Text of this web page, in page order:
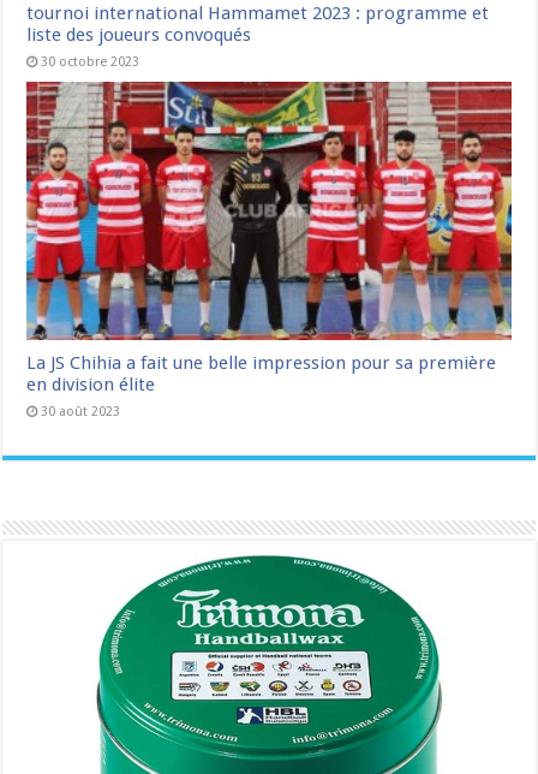
tournoi international Hammamet 2023 : programme et
liste des joueurs convoqués
30 octobre 2023
La JS Chihia a fait une belle impression pour sa première
en division élite
30 août 2023